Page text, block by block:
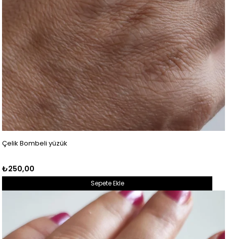
Çelik Bombeli yüzük
₺250,00
Sepete Ekle